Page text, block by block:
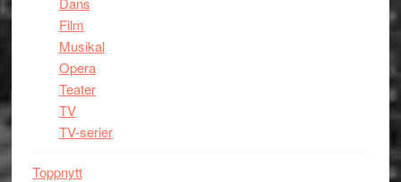
Film
Musikal
Opera
Teater
TV
TV-serier
Toppnytt